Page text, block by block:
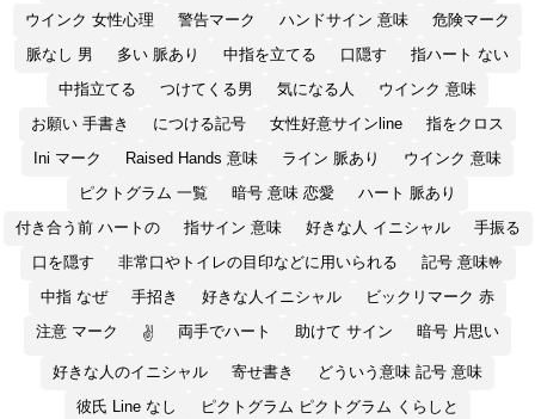
ウインク 女性心理
警告マーク ハンドサイン 意味
危険マーク
脈なし 男
多い 脈あり 中指を立てる 口隠す
指ハート ない
中指立てる
つけてくる男 気になる人
ウインク 意味
お願い 手書き
につける記号 女性好意サインline
指をクロス
Ini マーク
Raised Hands 意味 ライン 脈あり
ウインク 意味
ピクトグラム 一覧
暗号 意味 恋愛
ハート 脈あり
付き合う前 ハートの
指サイン 意味 好きな人 イニシャル
手振る
口を隠す
非常口やトイレの目印などに用いられる
記号 意味🤟
中指 なぜ
手招き 好きな人イニシャル
ビックリマーク 赤
注意 マーク
✌ 両手でハート 助けて サイン 暗号 片思い
好きな人のイニシャル 寄せ書き
どういう意味 記号 意味
彼氏 Line なし
ピクトグラム ピクトグラム くらしと